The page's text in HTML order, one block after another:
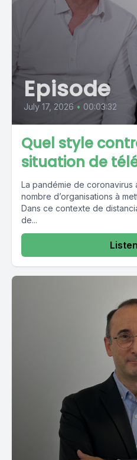
Episode
July 17, 2026 • 00:03:32
Quel style
situation de
La pandémie de coronavirus
nombre d’organisations à
Dans ce contexte de
de...
Listen